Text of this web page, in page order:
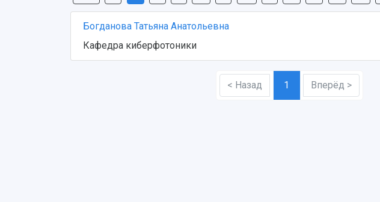
Богданова Татьяна Анатольевна
Кафедра киберфотоники
< Назад 1 Вперёд >